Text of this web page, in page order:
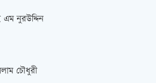
নুরউদ্দিন
চৌধুরী